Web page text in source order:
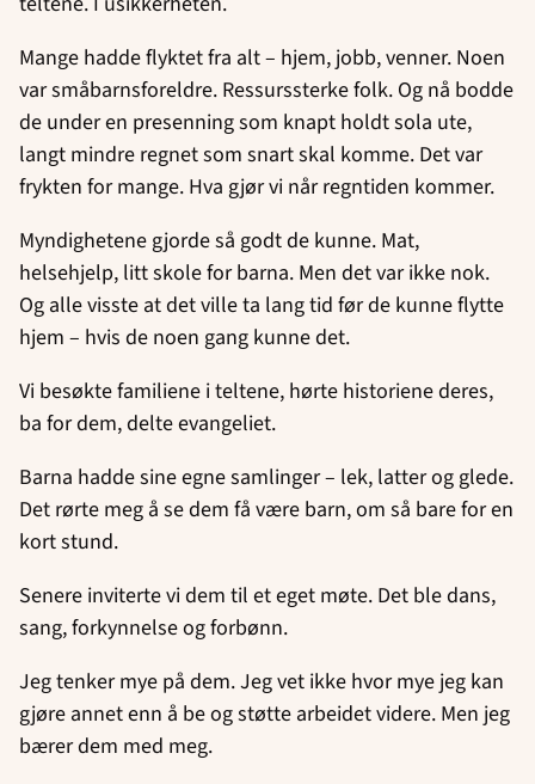
Mange hadde flyktet fra alt – hjem, jobb, venner. Noen
var småbarnsforeldre. Ressurssterke folk. Og nå bodde
de under en presenning som knapt holdt sola ute,
langt mindre regnet som snart skal komme. Det var
frykten for mange. Hva gjør vi når regntiden kommer.
Myndighetene gjorde så godt de kunne. Mat,
helsehjelp, litt skole for barna. Men det var ikke nok.
Og alle visste at det ville ta lang tid før de kunne flytte
hjem – hvis de noen gang kunne det.
Vi besøkte familiene i teltene, hørte historiene deres,
ba for dem, delte evangeliet.
Barna hadde sine egne samlinger – lek, latter og glede.
Det rørte meg å se dem få være barn, om så bare for en
kort stund.
Senere inviterte vi dem til et eget møte. Det ble dans,
sang, forkynnelse og forbønn.
Jeg tenker mye på dem. Jeg vet ikke hvor mye jeg kan
gjøre annet enn å be og støtte arbeidet videre. Men jeg
bærer dem med meg.